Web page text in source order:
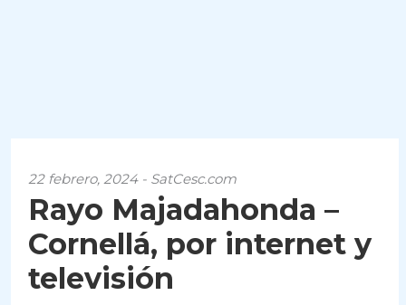
22 febrero, 2024 - SatCesc.com
Rayo Majadahonda –
Cornellá, por internet y
televisión